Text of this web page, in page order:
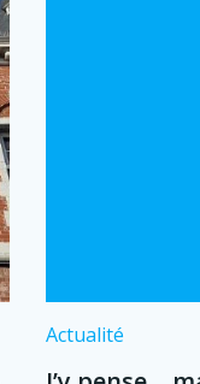
Actualité